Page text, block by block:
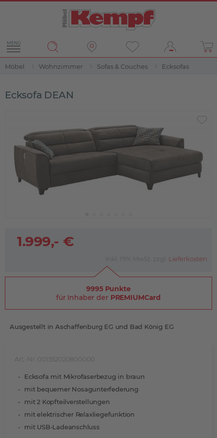
MENÜ
Möbel Wohnzimmer Sofas & Couches Ecksofas
Ecksofa DEAN
Art.-Nr. 001552020800000
Ecksofa mit Mikrofaserbezug in braun
mit bequemer Nosagunterfederung
mit 2 Kopfteilverstellungen
mit elektrischer Relaxliegefunktion
mit USB-Ladeanschluss
1.999,- €
inkl. 19% MwSt. zzgl. Lieferkosten
9995 Punkte
für Inhaber der PREMIUMCard
Ausgestellt in Aschaffenburg EG und Bad König EG